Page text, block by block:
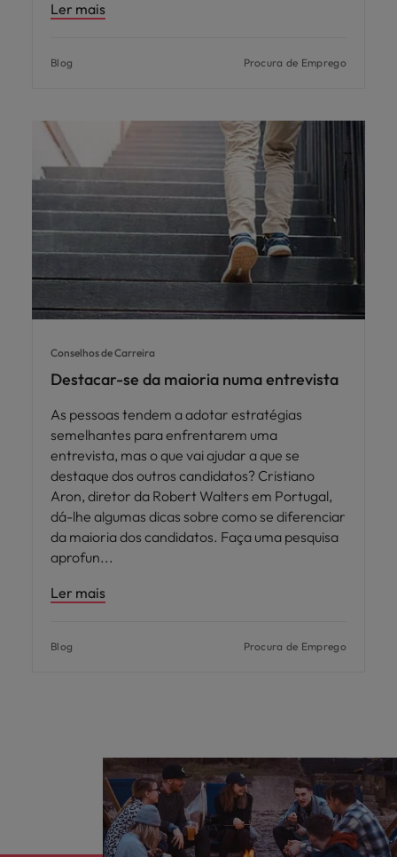
Ler mais
Blog Procura de Emprego
Conselhos de Carreira
Destacar-se da maioria numa entrevista
As pessoas tendem a adotar estratégias
semelhantes para enfrentarem uma
entrevista, mas o que vai ajudar a que se
destaque dos outros candidatos? Cristiano
Aron, diretor da Robert Walters em Portugal,
dá-lhe algumas dicas sobre como se diferenciar
da maioria dos candidatos. Faça uma pesquisa
aprofun
Ler mais
Blog Procura de Emprego